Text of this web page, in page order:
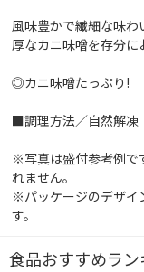
風味豊かで繊細な味
厚なカニ味噌を存分に
◎カニ味噌たっぷり!
■調理方法／自然解凍
※写真は盛付参考例で
れません。
※パッケージのデザイ
す。
食品おすすめラン